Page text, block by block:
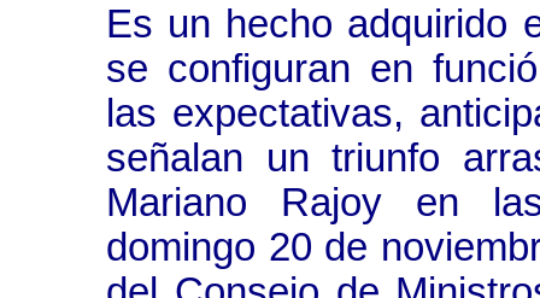
Es un hecho adquirido
se configuran en
las expectativas,
señalan un triunfo
Mariano Rajoy en
domingo 20 de